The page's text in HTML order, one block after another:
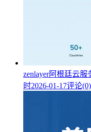
zenlayer阿根廷云
时2026-01-17评论(0)